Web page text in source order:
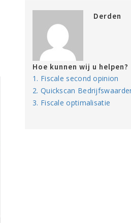
Derden
Hoe kunnen wij u helpen?
1. Fiscale second opinion
2. Quickscan
3. Fiscale optimalisatie